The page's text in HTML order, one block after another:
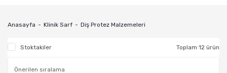
Anasayfa Klinik Sarf Diş Protez Malzemeleri
Stoktakiler Toplam 12 ürün